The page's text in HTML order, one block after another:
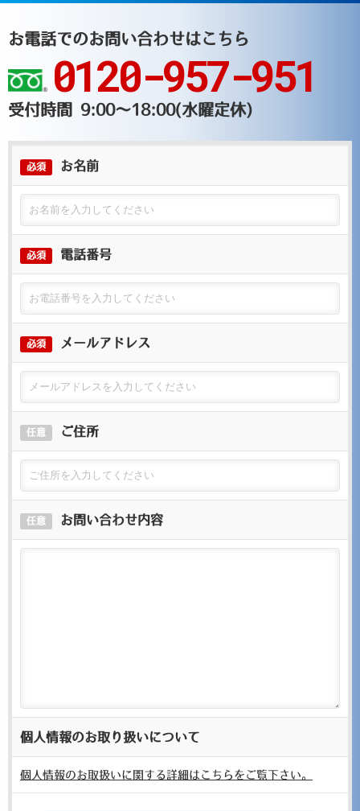
お電話でのお問い合わせはこちら
0120-957-951
受付時間 9:00～18:00(水曜定休)
必須 お名前
必須 電話番号
必須 メールアドレス
任意 ご住所
任意 お問い合わせ内容
個人情報のお取り扱いについて
個人情報のお取扱いに関する詳細はこちらをご覧下さい。